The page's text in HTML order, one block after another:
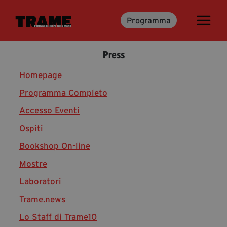
Programma
Trame.15
Libri
Media & Press
News & Kit
Accrediti Stampa
Cartella Stampa
Rassegna Stampa
Partecipa
Press
Homepage
Programma Completo
Accesso Eventi
Ospiti
Bookshop On-line
Mostre
Laboratori
Trame.news
Lo Staff di Trame10